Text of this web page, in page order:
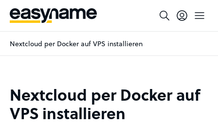
Nextcloud per Docker auf VPS installieren
Nextcloud per Docker auf
VPS installieren